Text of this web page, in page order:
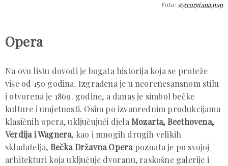
Foto:@georgiana.pap
Opera
Na ovu listu dovodi je bogata historija koja se proteže
više od 150 godina. Izgrađena je u neorenesansnom stilu
i otvorena je 1869. godine, a danas je simbol bečke
kulture i umjetnosti. Osim po izvanrednim produkcijama
klasičnih opera, uključujući djela Mozarta, Beethovena,
Verdija i Wagnera, kao i mnogih drugih velikih
skladatelja, Bečka Državna Operapoznata je po svojoj
arhitekturi koja uključuje dvoranu, raskošne galerije i